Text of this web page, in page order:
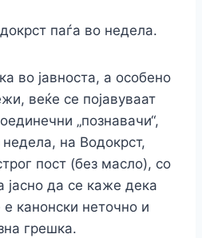
паѓа во недела.
во јавноста, а особено
веќе се појавуваат
„познавачи“,
на Водокрст,
пост (без масло), со
да се каже дека
канонски неточно и
грешка.